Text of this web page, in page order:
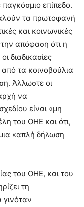
επίπεδο.
τα πρωτοφανή
και κοινωνικές
απόφαση ότι η
διαδικασίες
τα κοινοβούλια
Άλλωστε οι
να
είναι «μη
του ΟΗΕ και ότι,
«απλή δήλωση
του ΟΗΕ, και του
τη
γινόταν